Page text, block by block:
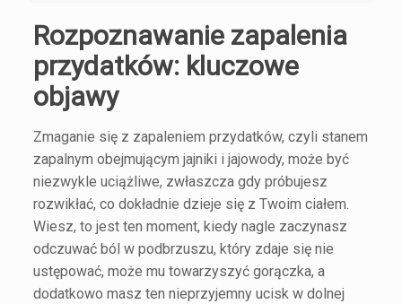
Rozpoznawanie zapalenia
przydatków: kluczowe
objawy
Zmaganie się z zapaleniem przydatków, czyli stanem
zapalnym obejmującym jajniki i jajowody, może być
niezwykle uciążliwe, zwłaszcza gdy próbujesz
rozwikłać, co dokładnie dzieje się z Twoim ciałem.
Wiesz, to jest ten moment, kiedy nagle zaczynasz
odczuwać ból w podbrzuszu, który zdaje się nie
ustępować, może mu towarzyszyć gorączka, a
dodatkowo masz ten nieprzyjemny ucisk w dolnej